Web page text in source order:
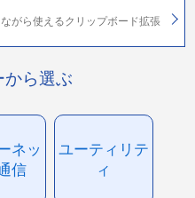
がら使えるクリップボード拡張
から選ぶ
ネッ
信
ユーティリテ
ィ